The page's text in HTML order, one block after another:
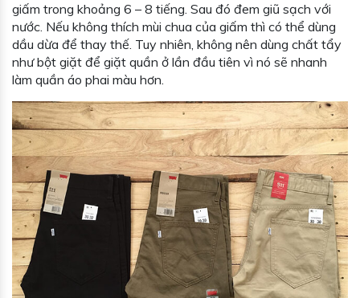
giấm trong khoảng 6 – 8 tiếng. Sau đó đem giũ sạch với
nước. Nếu không thích mùi chua của giấm thì có thể dùng
dầu dừa để thay thế. Tuy nhiên, không nên dùng chất tẩy
như bột giặt để giặt quần ở lần đầu tiên vì nó sẽ nhanh
làm quần áo phai màu hơn.